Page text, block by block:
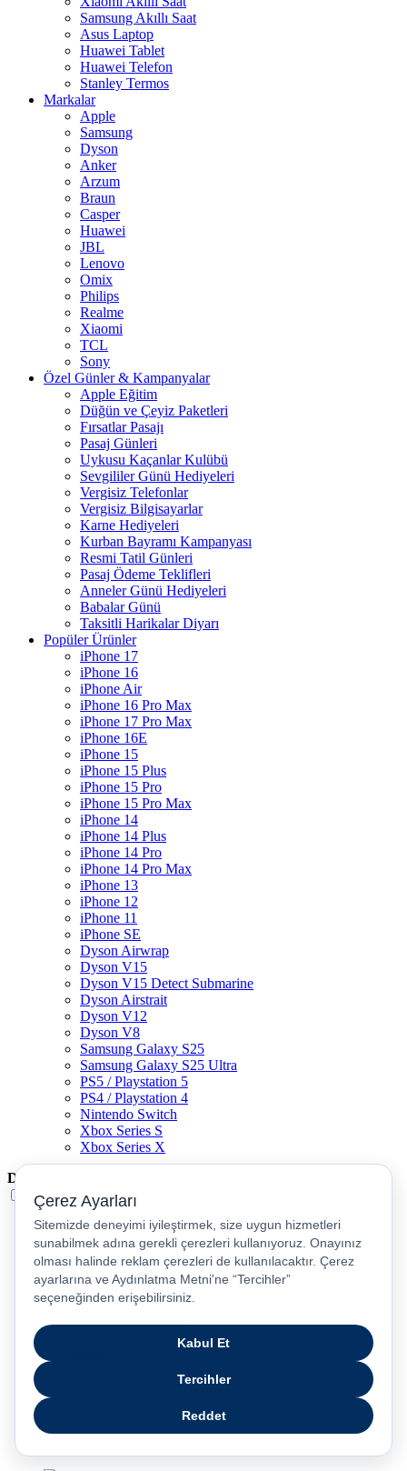
Samsung Akıllı Saat
Asus Laptop
Huawei Tablet
Huawei Telefon
Stanley Termos
Markalar
Apple
Samsung
Dyson
Anker
Arzum
Braun
Casper
Huawei
JBL
Lenovo
Omix
Philips
Realme
Xiaomi
TCL
Sony
Özel Günler & Kampanyalar
Apple Eğitim
Düğün ve Çeyiz Paketleri
Fırsatlar Pasajı
Pasaj Günleri
Uykusu Kaçanlar Kulübü
Sevgililer Günü Hediyeleri
Vergisiz Telefonlar
Vergisiz Bilgisayarlar
Karne Hediyeleri
Kurban Bayramı Kampanyası
Resmi Tatil Günleri
Pasaj Ödeme Teklifleri
Anneler Günü Hediyeleri
Babalar Günü
Taksitli Harikalar Diyarı
Popüler Ürünler
iPhone 17
iPhone 16
iPhone Air
iPhone 16 Pro Max
iPhone 17 Pro Max
iPhone 16E
iPhone 15
iPhone 15 Plus
iPhone 15 Pro
iPhone 15 Pro Max
iPhone 14
iPhone 14 Plus
iPhone 14 Pro
iPhone 14 Pro Max
iPhone 13
iPhone 12
iPhone 11
iPhone SE
Dyson Airwrap
Dyson V15
Dyson V15 Detect Submarine
Dyson Airstrait
Dyson V12
Dyson V8
Samsung Galaxy S25
Samsung Galaxy S25 Ultra
PS5 / Playstation 5
PS4 / Playstation 4
Nintendo Switch
Xbox Series S
Xbox Series X
Dil
Türkçe
English
عربى
русский